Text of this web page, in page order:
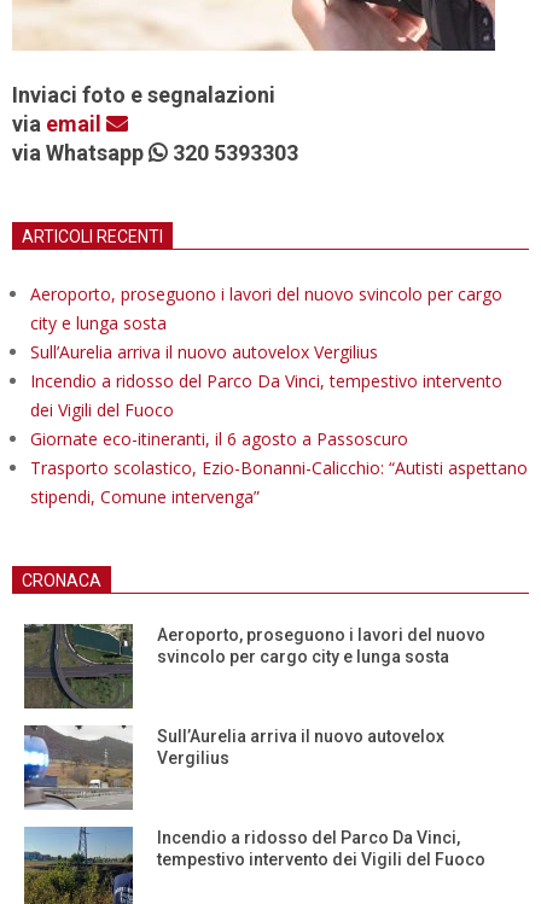
Inviaci foto e segnalazioni
via email
via Whatsapp
320 5393303
ARTICOLI RECENTI
Aeroporto, proseguono i lavori del nuovo svincolo per cargo
city e lunga sosta
Sull’Aurelia arriva il nuovo autovelox Vergilius
Incendio a ridosso del Parco Da Vinci, tempestivo intervento
dei Vigili del Fuoco
Giornate eco-itineranti, il 6 agosto a Passoscuro
Trasporto scolastico, Ezio-Bonanni-Calicchio: “Autisti aspettano
stipendi, Comune intervenga”
CRONACA
Aeroporto, proseguono i lavori del nuovo
svincolo per cargo city e lunga sosta
Sull’Aurelia arriva il nuovo autovelox
Vergilius
Incendio a ridosso del Parco Da Vinci,
tempestivo intervento dei Vigili del Fuoco